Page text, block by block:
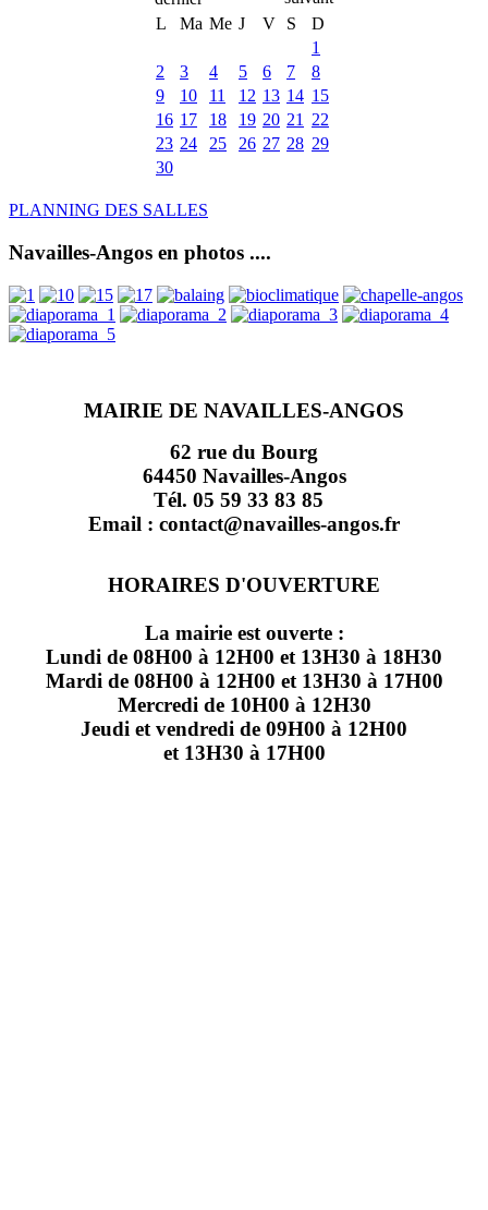
L
Ma Me J V S
D
1
2
3 4 5 6 7
8
9
10 11 12 13 14 15
16 17 18 19 20 21
22
23 24 25 26 27 28 29
30
PLANNING DES SALLES
Navailles-Angos en photos ....
MAIRIE DE NAVAILLES-ANGOS
62 rue du Bourg
64450 Navailles-Angos
Tél. 05 59 33 83 85
Email : contact@navailles-angos.fr
HORAIRES D'OUVERTURE
La mairie est ouverte :
Lundi de 08H00 à 12H00 et 13H30 à 18H30
Mardi de 08H00 à 12H00 et 13H30 à 17H00
Mercredi de 10H00 à 12H30
Jeudi et vendredi de 09H00 à 12H00
et 13H30 à 17H00